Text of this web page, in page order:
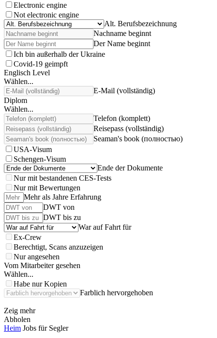
Electronic engine
Not electronic engine
Alt. Berufsbezeichnung
Nachname beginnt
Der Name beginnt
Ich bin außerhalb der Ukraine
Covid-19 geimpft
Englisch Level
Wählen...
E-Mail (vollständig)
Diplom
Wählen...
Telefon (komplett)
Reisepass (vollständig)
Seaman's book (полностью)
USA-Visum
Schengen-Visum
Ende der Dokumente
Nur mit bestandenen CES-Tests
Nur mit Bewertungen
Mehr als Jahre Erfahrung
DWT von
DWT bis zu
War auf Fahrt für
Ex-Crew
Berechtigt, Scans anzuzeigen
Nur angesehen
Vom Mitarbeiter gesehen
Wählen...
Habe nur Kopien
Farblich hervorgehoben
Zeig mehr
Abholen
Heim Jobs für Segler